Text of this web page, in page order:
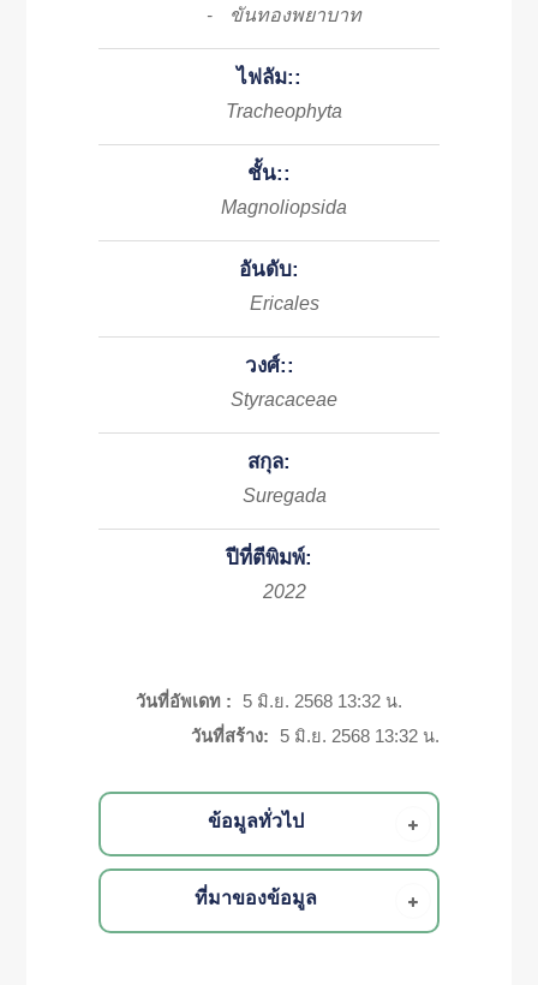
- ขันทองพยาบาท
ไฟลัม::
Tracheophyta
ชั้น::
Magnoliopsida
อันดับ:
Ericales
วงศ์::
Styracaceae
สกุล:
Suregada
ปีที่ตีพิมพ์:
2022
วันที่อัพเดท :
5 มิ.ย. 2568 13:32 น.
วันที่สร้าง:
5 มิ.ย. 2568 13:32 น.
ข้อมูลทั่วไป
ที่มาของข้อมูล